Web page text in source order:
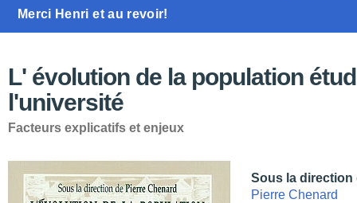
Merci Henri et au revoir!
L' évolution de la population
l'université
Facteurs explicatifs et enjeux
Sous la direction
Pierre Chenard